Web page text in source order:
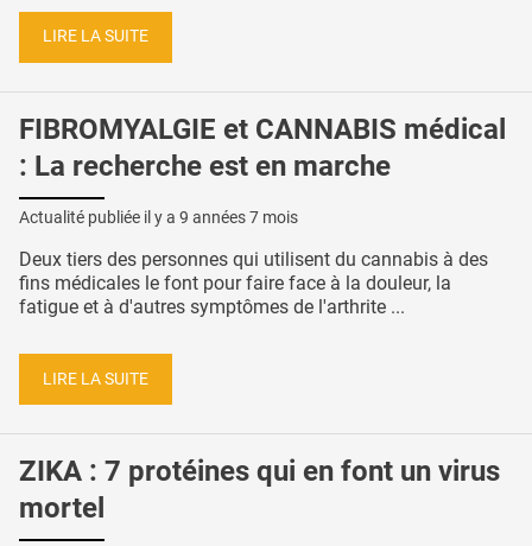
LIRE LA SUITE
FIBROMYALGIE et CANNABIS médical
: La recherche est en marche
Actualité publiée il y a 9 années 7 mois
Deux tiers des personnes qui utilisent du cannabis à des
fins médicales le font pour faire face à la douleur, la
fatigue et à d'autres symptômes de l'arthrite ...
LIRE LA SUITE
ZIKA : 7 protéines qui en font un virus
mortel